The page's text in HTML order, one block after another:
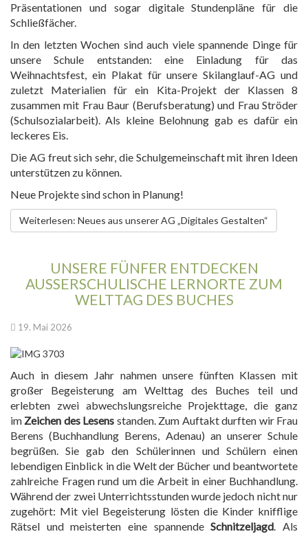
Präsentationen und sogar digitale Stundenpläne für die
Schließfächer.
In den letzten Wochen sind auch viele spannende Dinge für
unsere Schule entstanden: eine Einladung für das
Weihnachtsfest, ein Plakat für unsere Skilanglauf-AG und
zuletzt Materialien für ein Kita-Projekt der Klassen 8
zusammen mit Frau Baur (Berufsberatung) und Frau Ströder
(Schulsozialarbeit). Als kleine Belohnung gab es dafür ein
leckeres Eis.
Die AG freut sich sehr, die Schulgemeinschaft mit ihren Ideen
unterstützen zu können.
Neue Projekte sind schon in Planung!
Weiterlesen: Neues aus unserer AG „Digitales Gestalten“
UNSERE FÜNFER ENTDECKEN
AUSSERSCHULISCHE LERNORTE ZUM W
ELTTAG DES BUCHES
19. Mai 2026
Auch in diesem Jahr nahmen unsere fünften Klassen mit
großer Begeisterung am Welttag des Buches teil und
erlebten zwei abwechslungsreiche Projekttage, die ganz
im Zeichen des Lesens standen. Zum Auftakt durften wir Frau
Berens (Buchhandlung Berens, Adenau) an unserer Schule
begrüßen. Sie gab den Schülerinnen und Schülern einen
lebendigen Einblick in die Welt der Bücher und beantwortete
zahlreiche Fragen rund um die Arbeit in einer Buchhandlung.
Während der zwei Unterrichtsstunden wurde jedoch nicht nur
zugehört: Mit viel Begeisterung lösten die Kinder knifflige
Rätsel und meisterten eine spannendeSchnitzeljagd. Als